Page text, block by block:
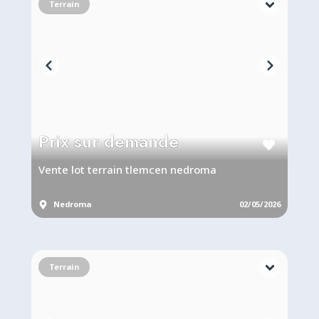
Terrain
Prix sur demande
Vente lot terrain tlemcen nedroma
Nedroma 02/05/2026
Terrain